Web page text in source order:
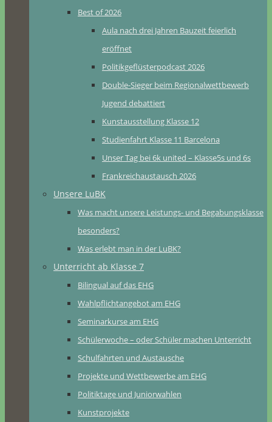
Best of 2026
Aula nach drei Jahren Bauzeit feierlich
eröffnet
Politikgeflüsterpodcast 2026
Double-Sieger beim Regionalwettbewerb
Jugend debattiert
Kunstausstellung Klasse 12
Studienfahrt Klasse 11 Barcelona
Unser Tag bei 6k united – Klasse5s und 6s
Frankreichaustausch 2026
Unsere LuBK
Was macht unsere Leistungs- und Begabungsklasse
besonders?
Was erlebt man in der LuBK?
Unterricht ab Klasse 7
Bilingual auf das EHG
Wahlpflichtangebot am EHG
Seminarkurse am EHG
Schülerwoche – oder Schüler machen Unterricht
Schulfahrten und Austausche
Projekte und Wettbewerbe am EHG
Politiktage und Juniorwahlen
Kunstprojekte